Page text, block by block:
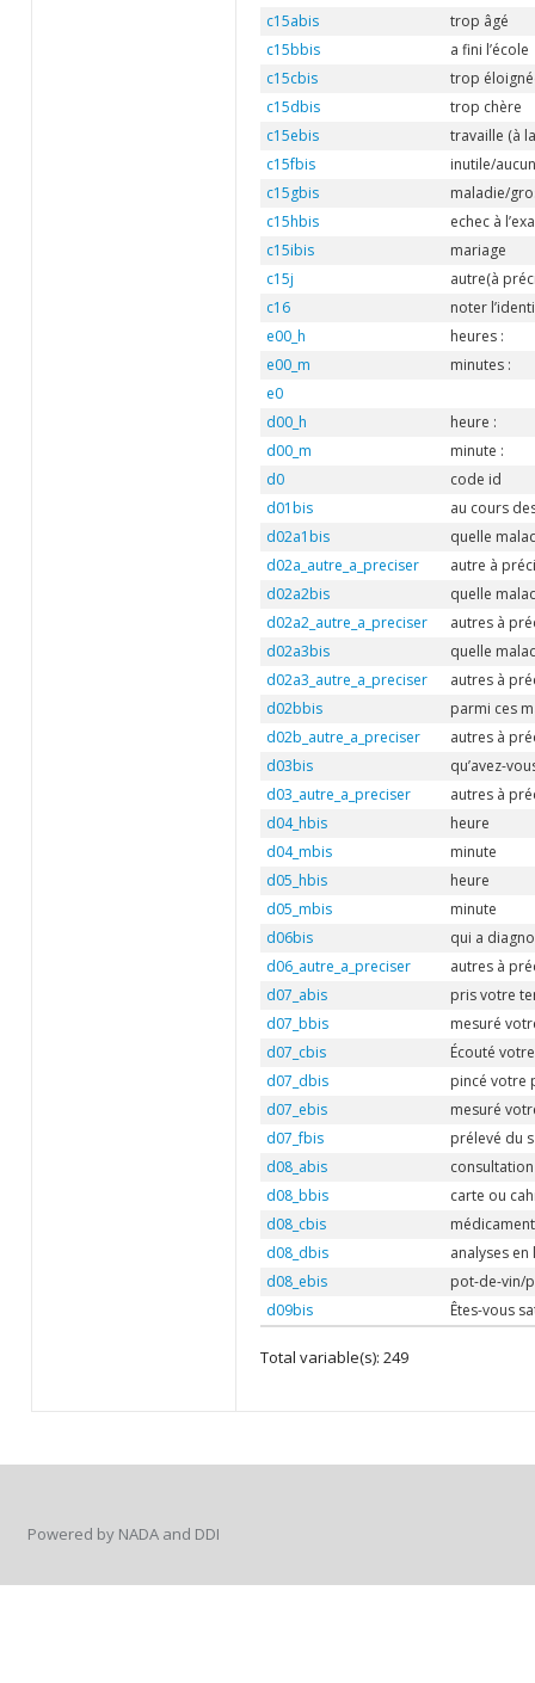
c15abis
trop âgé
c15bbis
a fini l’école
c15cbis
trop
c15dbis
trop chère
c15ebis
travaille (à
c15fbis
inutile/
c15gbis
maladie/
c15hbis
echec à
c15ibis
mariage
c15j
autre(à
c16
noter
e00_h
heures :
e00_m
minutes :
e0
d00_h
heure :
d00_m
minute :
d0
code id
d01bis
au cours
d02a1bis
quelle
d02a_autre_a_preciser
autre à
d02a2bis
quelle
d02a2_autre_a_preciser
autres à
d02a3bis
quelle
d02a3_autre_a_preciser
autres à
d02bbis
parmi ces
d02b_autre_a_preciser
autres à
d03bis
qu’avez-
d03_autre_a_preciser
autres à
d04_hbis
heure
d04_mbis
minute
d05_hbis
heure
d05_mbis
minute
d06bis
qui a
d06_autre_a_preciser
autres à
d07_abis
pris votre
d07_bbis
mesuré
d07_cbis
Écouté
d07_dbis
pincé votre
d07_ebis
mesuré
d07_fbis
prélevé du
d08_abis
consultation
d08_bbis
carte ou
d08_cbis
d08_dbis
analyses
d08_ebis
pot-de-vin/
d09bis
Êtes-vous
Total variable(s): 249
Powered by NADA and DDI